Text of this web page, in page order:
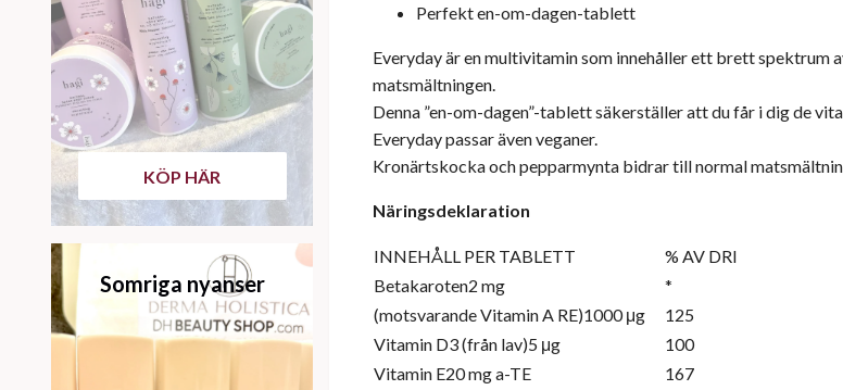
KÖP HÄR
Somriga nyanser
Perfekt en-om-dagen-tablett
Everyday är en multivitamin som innehåller ett brett spektrum
matsmältningen.
Denna ”en-om-dagen”-tablett säkerställer att du får i dig de
Everyday passar även veganer.
Kronärtskocka och pepparmynta bidrar till normal
Näringsdeklaration
INNEHÅLL PER TABLETT
% AV DRI
Betakaroten2 mg
*
(motsvarande Vitamin A RE)1000 μg
125
Vitamin D3 (från lav)5 μg
100
Vitamin E20 mg a-TE
167